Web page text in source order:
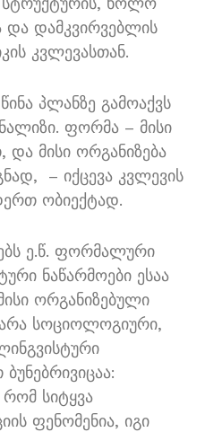
და დამკვირვებლის
კვლევასთან.
პლანზე გამოაქვს
ფორმა – მისი
და მისი ორგანიზება
– იქცევა კვლევის
ობიექტად.
ე.წ. ფორმალური
ნაწარმოები ესაა
ორგანიზებული
სოციოლოგიური,
სიტყვა
ფენომენია, იგი